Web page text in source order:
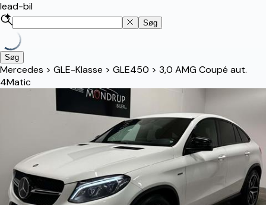
lead-bil
Søg
Søg
Mercedes > GLE-Klasse > GLE450 > 3,0 AMG Coupé aut.
4Matic